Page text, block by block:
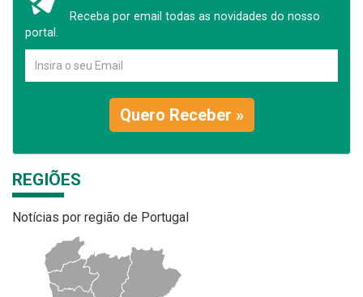
Receba por email todas as novidades do nosso
portal.
Quero Receber »
REGIÕES
Notícias por região de Portugal